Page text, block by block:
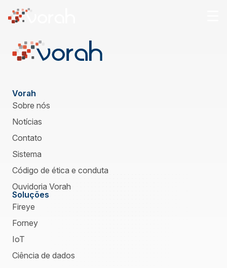
Sobre nós
Forney
Soluções
Notícias
Vorah
Sobre nós
Notícias
Contato
Sistema
Código de ética e conduta
Ouvidoria Vorah
Soluções
Fireye
Forney
IoT
Ciência de dados